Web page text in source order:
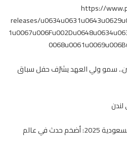
https://
releases/
سمو ولي العهد يشرّف حفل سباق
تفاصيل الأحداث المثيرة لكأس السعودية 2025: أضخم حدث في عالم